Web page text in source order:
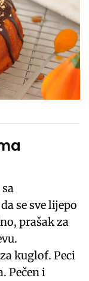
se sve lijepo
prašak za
kuglof. Peci
Pečen i